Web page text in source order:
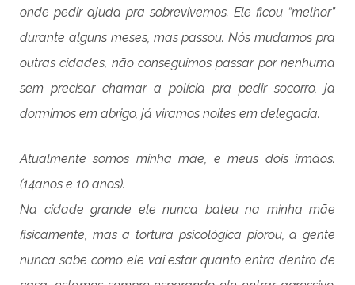
onde pedir ajuda pra sobrevivemos. Ele ficou “melhor”
durante alguns meses, mas passou. Nós mudamos pra
outras cidades, não conseguimos passar por nenhuma
sem precisar chamar a polícia pra pedir socorro, ja
dormimos em abrigo, já viramos noites em delegacia.
Atualmente somos minha mãe, e meus dois irmãos.
(14anos e 10 anos).
Na cidade grande ele nunca bateu na minha mãe
fisicamente, mas a tortura psicológica piorou, a gente
nunca sabe como ele vai estar quanto entra dentro de